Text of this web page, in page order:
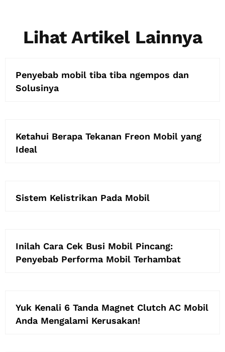
Lihat Artikel Lainnya
Penyebab mobil tiba tiba ngempos dan
Solusinya
Ketahui Berapa Tekanan Freon Mobil yang
Ideal
Sistem Kelistrikan Pada Mobil
Inilah Cara Cek Busi Mobil Pincang:
Penyebab Performa Mobil Terhambat
Yuk Kenali 6 Tanda Magnet Clutch AC Mobil
Anda Mengalami Kerusakan!